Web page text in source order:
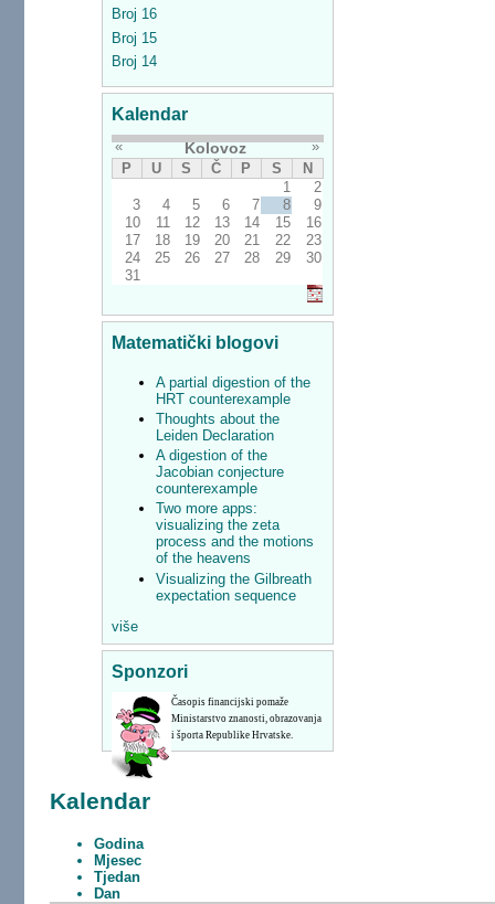
Broj 16
Broj 15
Broj 14
Kalendar
« Kolovoz
»
P
U S Č P S
N
1
2
3
4 5 6 7 8
9
10
11 12 13 14 15
16
17
18 19 20 21 22
23
24
25 26 27 28 29
30
31
Matematički blogovi
A partial digestion of the
HRT counterexample
Thoughts about the
Leiden Declaration
A digestion of the
Jacobian conjecture
counterexample
Two more apps:
visualizing the zeta
process and the motions
of the heavens
Visualizing the Gilbreath
expectation sequence
više
Sponzori
Časopis financijski pomaže
Ministarstvo znanosti, obrazovanja
i športa Republike Hrvatske.
Kalendar
Godina
Mjesec
Tjedan
Dan